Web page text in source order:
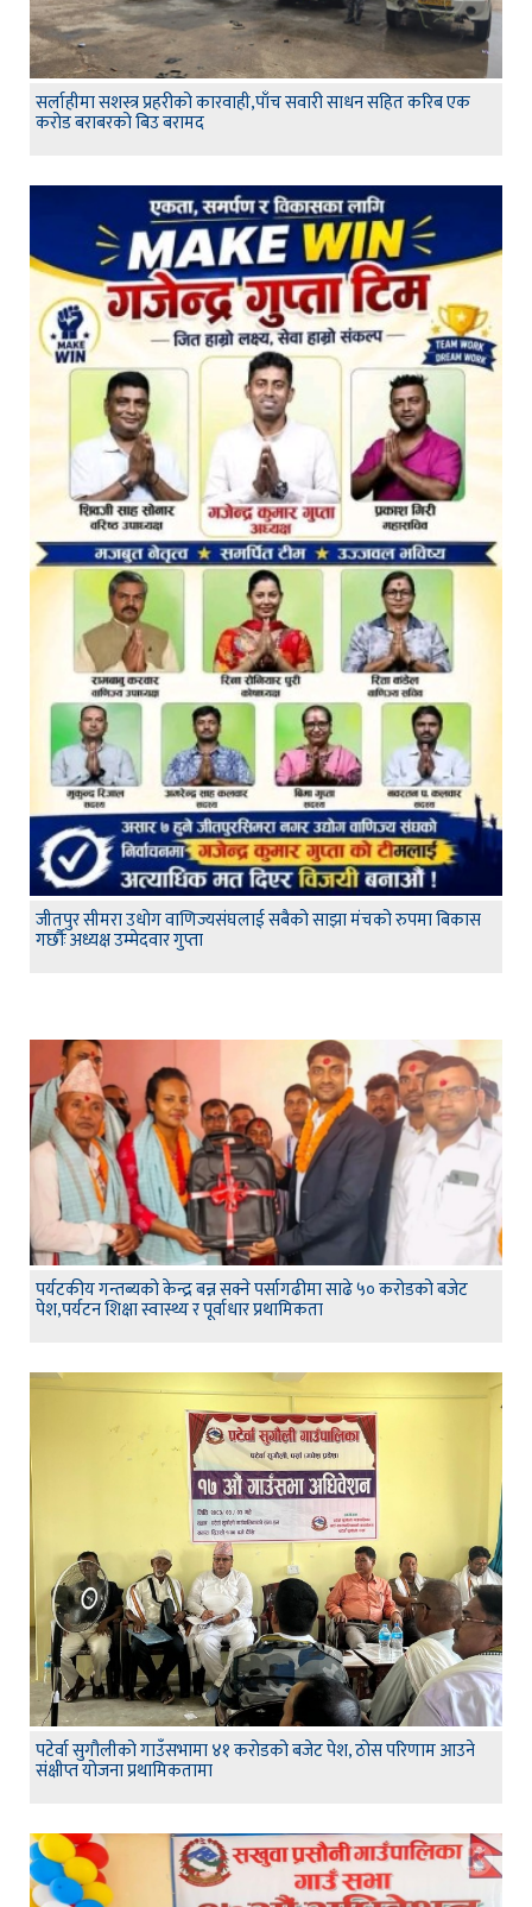
सर्लाहीमा सशस्त्र प्रहरीको कारवाही,पाँच सवारी साधन सहित करिब एक
करोड बराबरको बिउ बरामद
जीतपुर सीमरा उधोग वाणिज्यसंघलाई सबैको साझा मंचको रुपमा बिकास
गर्छौः अध्यक्ष उम्मेदवार गुप्ता
पर्यटकीय गन्तब्यको केन्द्र बन्न सक्ने पर्सागढीमा साढे ५० करोडको बजेट
पेश,पर्यटन शिक्षा स्वास्थ्य र पूर्वाधार प्रथामिकता
पटेर्वा सुगौलीको गाउँसभामा ४१ करोडको बजेट पेश, ठोस परिणाम आउने
संक्षीप्त योजना प्रथामिकतामा